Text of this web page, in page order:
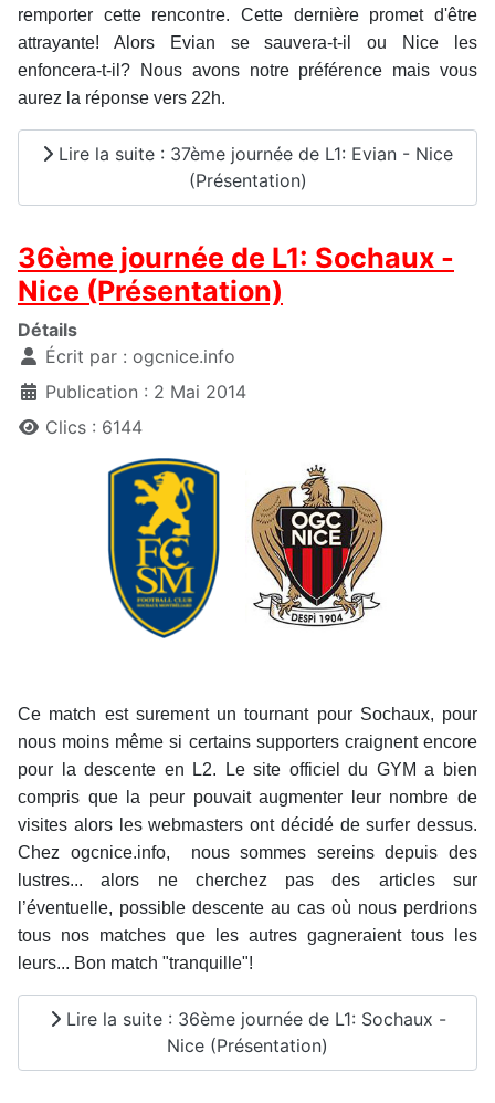
remporter cette rencontre. Cette dernière promet d'être
attrayante! Alors Evian se sauvera-t-il ou Nice les
enfoncera-t-il? Nous avons notre préférence mais vous
aurez la réponse vers 22h.
Lire la suite : 37ème journée de L1: Evian - Nice
(Présentation)
36ème journée de L1: Sochaux -
Nice (Présentation)
Détails
Écrit par : ogcnice.info
Publication : 2 Mai 2014
Clics : 6144
Ce match est surement un tournant pour Sochaux, pour
nous moins même si certains supporters craignent encore
pour la descente en L2. Le site officiel du GYM a bien
compris que la peur pouvait augmenter leur nombre de
visites alors les webmasters ont décidé de surfer dessus.
Chez ogcnice.info, nous sommes sereins depuis des
lustres... alors ne cherchez pas des articles sur
l’éventuelle, possible descente au cas où nous perdrions
tous nos matches que les autres gagneraient tous les
leurs... Bon match "tranquille"!
Lire la suite : 36ème journée de L1: Sochaux -
Nice (Présentation)